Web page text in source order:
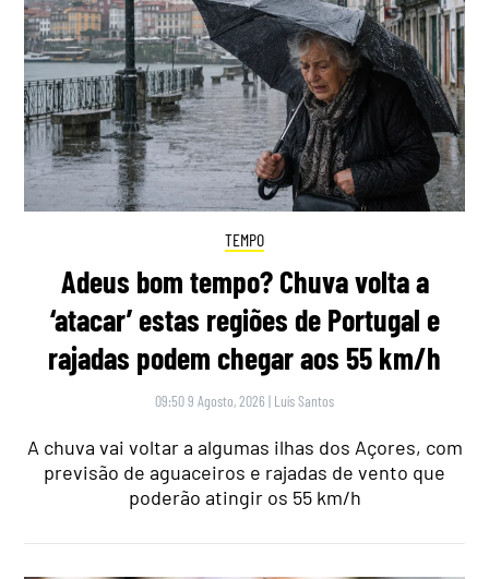
TEMPO
Adeus bom tempo? Chuva volta a
‘atacar’ estas regiões de Portugal e
rajadas podem chegar aos 55 km/h
09:50 9 Agosto, 2026 | Luís Santos
A chuva vai voltar a algumas ilhas dos Açores, com
previsão de aguaceiros e rajadas de vento que
poderão atingir os 55 km/h